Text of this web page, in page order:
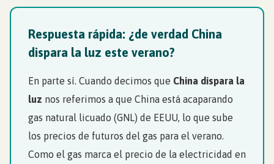
Respuesta rápida: ¿de verdad China
dispara la luz este verano?
En parte sí. Cuando decimos que China dispara la
luz nos referimos a que China está acaparando
gas natural licuado (GNL) de EEUU, lo que sube
los precios de futuros del gas para el verano.
Como el gas marca el precio de la electricidad en